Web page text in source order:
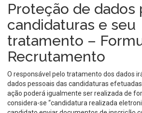
Proteção de dados
candidaturas e seu
tratamento –
Recrutamento
O responsável pelo tratamento dos dados
dados pessoais das candidaturas
ação poderá igualmente ser realizada de
considera-se “candidatura realizada